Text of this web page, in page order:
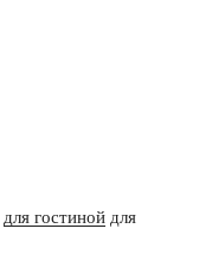
для гостиной для